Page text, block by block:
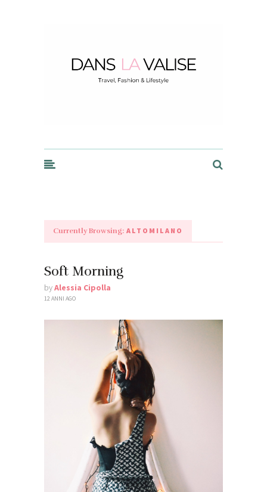
Currently Browsing: ALTOMILANO
Soft Morning
byAlessia Cipolla
12 ANNI AGO